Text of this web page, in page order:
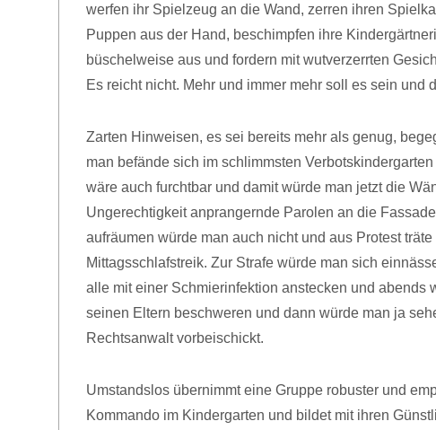
werfen ihr Spielzeug an die Wand, zerren ihren
Puppen aus der Hand, beschimpfen ihre
büschelweise aus und fordern mit wutverzerrten
Es reicht nicht. Mehr und immer mehr soll es sein und
Zarten Hinweisen, es sei bereits mehr als genug,
man befände sich im schlimmsten
wäre auch furchtbar und damit würde man jetzt die
Ungerechtigkeit anprangernde Parolen an die
aufräumen würde man auch nicht und aus Protest
Mittagsschlafstreik. Zur Strafe würde man sich
alle mit einer Schmierinfektion anstecken und abends
seinen Eltern beschweren und dann würde man ja
Rechtsanwalt vorbeischickt.
Umstandslos übernimmt eine Gruppe robuster und
Kommando im Kindergarten und bildet mit ihren